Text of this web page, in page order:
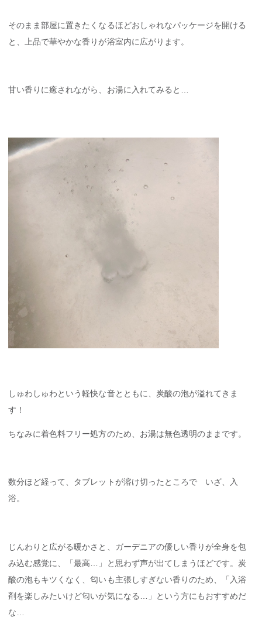
そのまま部屋に置きたくなるほどおしゃれなパッケージを開ける
と、上品で華やかな香りが浴室内に広がります。
甘い香りに癒されながら、お湯に入れてみると…
しゅわしゅわという軽快な音とともに、炭酸の泡が溢れてきま
す！
ちなみに着色料フリー処方のため、お湯は無色透明のままです。
数分ほど経って、タブレットが溶け切ったところで いざ、入
浴。
じんわりと広がる暖かさと、ガーデニアの優しい香りが全身を包
み込む感覚に、「最高…」と思わず声が出てしまうほどです。炭
酸の泡もキツくなく、匂いも主張しすぎない香りのため、「入浴
剤を楽しみたいけど匂いが気になる…」という方にもおすすめだ
な…